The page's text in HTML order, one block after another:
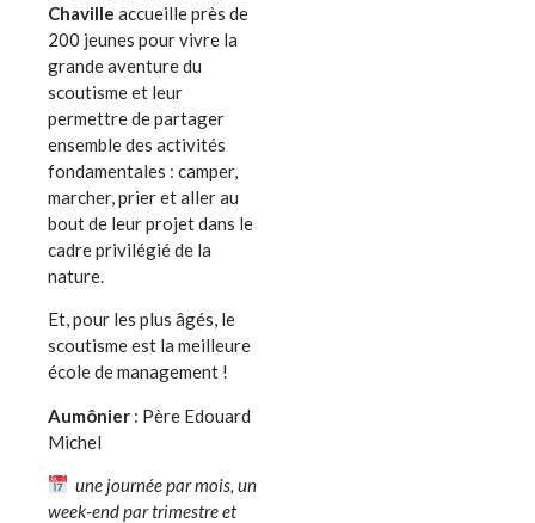
Chaville accueille près de
200 jeunes pour vivre la
grande aventure du
scoutisme et leur
permettre de partager
ensemble des activités
fondamentales : camper,
marcher, prier et aller au
bout de leur projet dans le
cadre privilégié de la
nature.
Et, pour les plus âgés, le
scoutisme est la meilleure
école de management !
Aumônier : Père Edouard
Michel
une journée par mois, un
week-end par trimestre et